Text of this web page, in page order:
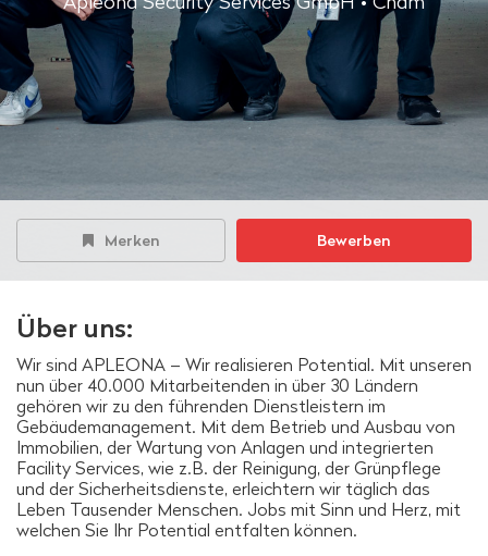
Merken Bewerben
Über uns:
Wir sind APLEONA – Wir realisieren Potential. Mit unseren
nun über 40.000 Mitarbeitenden in über 30 Ländern
gehören wir zu den führenden Dienstleistern im
Gebäudemanagement. Mit dem Betrieb und Ausbau von
Immobilien, der Wartung von Anlagen und integrierten
Facility Services, wie z.B. der Reinigung, der Grünpflege
und der Sicherheitsdienste, erleichtern wir täglich das
Leben Tausender Menschen. Jobs mit Sinn und Herz, mit
welchen Sie Ihr Potential entfalten können.